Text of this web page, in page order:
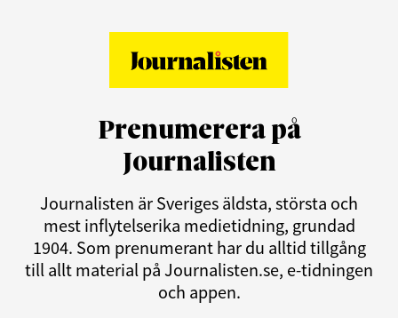
Prenumerera på
Journalisten
Journalisten är Sveriges äldsta, största och
mest inflytelserika medietidning, grundad
1904. Som prenumerant har du alltid tillgång
till allt material på Journalisten.se, e-tidningen
och appen.